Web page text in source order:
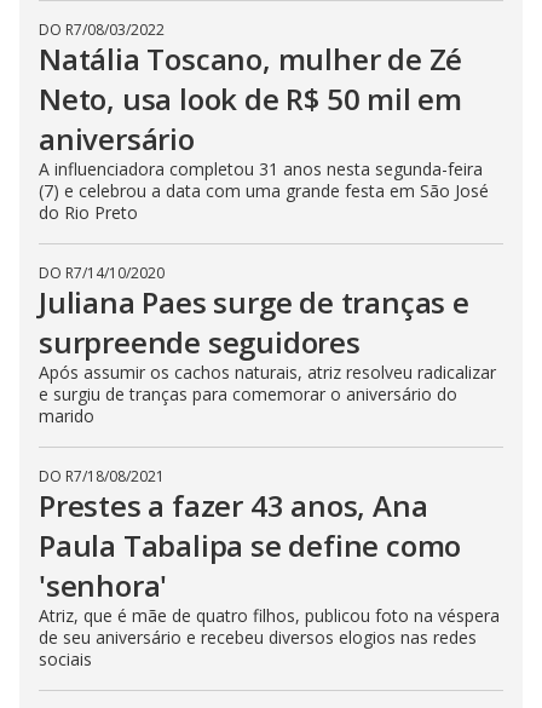
DO R7/08/03/2022
Natália Toscano, mulher de Zé
Neto, usa look de R$ 50 mil em
aniversário
A influenciadora completou 31 anos nesta segunda-feira
(7) e celebrou a data com uma grande festa em São José
do Rio Preto
DO R7/14/10/2020
Juliana Paes surge de tranças e
surpreende seguidores
Após assumir os cachos naturais, atriz resolveu radicalizar
e surgiu de tranças para comemorar o aniversário do
marido
DO R7/18/08/2021
Prestes a fazer 43 anos, Ana
Paula Tabalipa se define como
'senhora'
Atriz, que é mãe de quatro filhos, publicou foto na véspera
de seu aniversário e recebeu diversos elogios nas redes
sociais